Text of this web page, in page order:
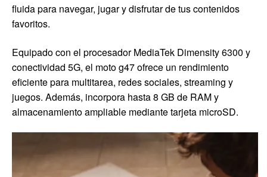
fluida para navegar, jugar y disfrutar de tus contenidos
favoritos.
Equipado con el procesador MediaTek Dimensity 6300 y
conectividad 5G, el moto g47 ofrece un rendimiento
eficiente para multitarea, redes sociales, streaming y
juegos. Además, incorpora hasta 8 GB de RAM y
almacenamiento ampliable mediante tarjeta microSD.